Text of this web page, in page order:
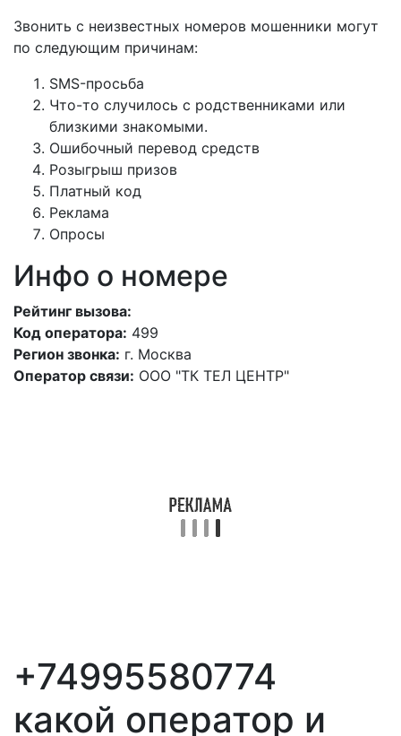
Звонить с неизвестных номеров мошенники могут
по следующим причинам:
SMS-просьба
Что-то случилось с родственниками или
близкими знакомыми.
Ошибочный перевод средств
Розыгрыш призов
Платный код
Реклама
Опросы
Инфо о номере
Рейтинг вызова:
Код оператора: 499
Регион звонка: г. Москва
Оператор связи: ООО "ТК ТЕЛ ЦЕНТР"
+74995580774
какой оператор и